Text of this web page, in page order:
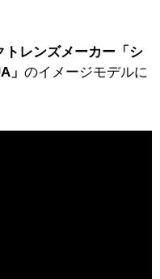
トレンズメーカー「シ
」 のイメージモデルに